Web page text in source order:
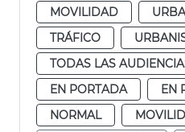
MOVILIDAD
TRÁFICO
TODAS LAS
EN PORTADA
EN
NORMAL